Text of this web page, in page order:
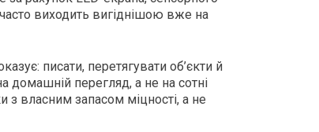
виходить вигіднішою вже на
писати, перетягувати об’єкти й
перегляд, а не на сотні
з власним запасом міцності, а не